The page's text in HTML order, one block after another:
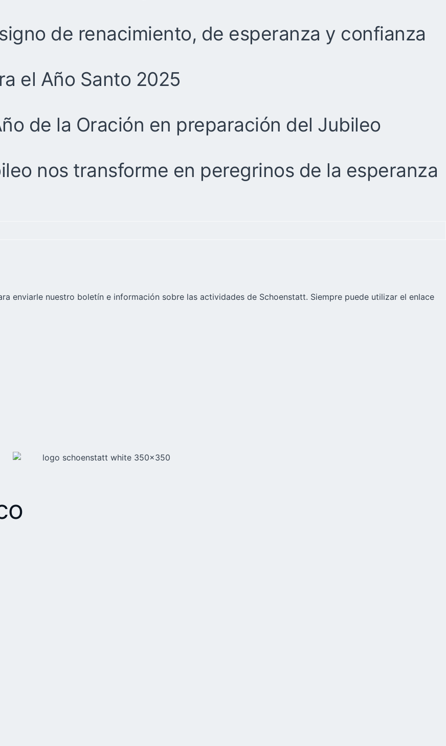
de renacimiento, de esperanza y confianza
el Año Santo 2025
de la Oración en preparación del Jubileo
nos transforme en peregrinos de la esperanza
enviarle nuestro boletín e información sobre las actividades de Schoenstatt. Siempre puede utilizar el enlace